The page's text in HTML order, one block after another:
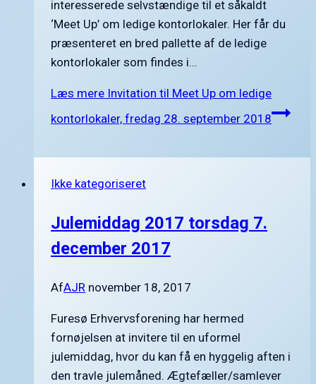
interesserede selvstændige til et såkaldt
‘Meet Up’ om ledige kontorlokaler. Her får du
præsenteret en bred pallette af de ledige
kontorlokaler som findes i…
Læs mere Invitation til Meet Up om ledige
kontorlokaler, fredag 28. september 2018
Ikke kategoriseret
Julemiddag 2017 torsdag 7.
december 2017
AfAJR november 18, 2017
Furesø Erhvervsforening har hermed
fornøjelsen at invitere til en uformel
julemiddag, hvor du kan få en hyggelig aften i
den travle julemåned. Ægtefæller/samlever